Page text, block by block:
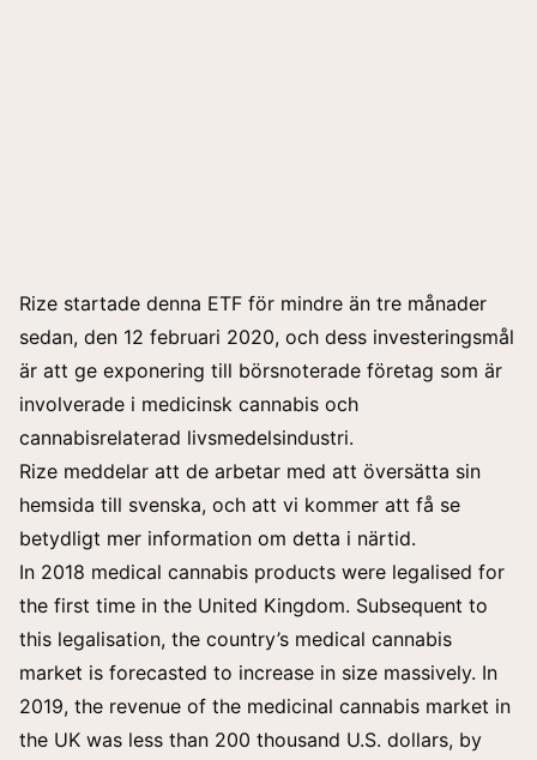
Rize startade denna ETF för mindre än tre månader
sedan, den 12 februari 2020, och dess investeringsmål
är att ge exponering till börsnoterade företag som är
involverade i medicinsk cannabis och
cannabisrelaterad livsmedelsindustri.
Rize meddelar att de arbetar med att översätta sin
hemsida till svenska, och att vi kommer att få se
betydligt mer information om detta i närtid.
In 2018 medical cannabis products were legalised for
the first time in the United Kingdom. Subsequent to
this legalisation, the country’s medical cannabis
market is forecasted to increase in size massively. In
2019, the revenue of the medicinal cannabis market in
the UK was less than 200 thousand U.S. dollars, by